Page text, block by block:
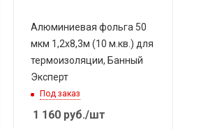
Алюминиевая фольга 50
мкм 1,2х8,3м (10 м.кв.) для
термоизоляции, Банный
Эксперт
Под заказ
1 160руб./шт